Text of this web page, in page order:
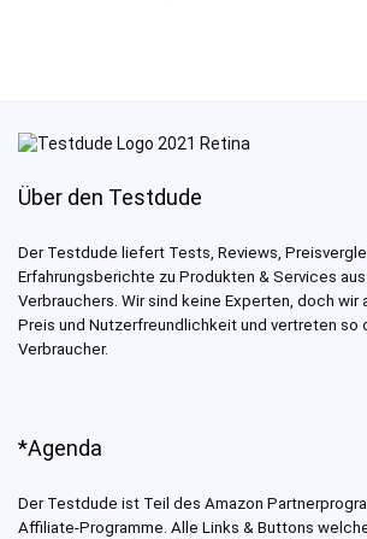
Über den Testdude
Der Testdude liefert Tests, Reviews,
Erfahrungsberichte zu Produkten & Services
Verbrauchers. Wir sind keine Experten, doch wir
Preis und Nutzerfreundlichkeit und vertreten so
Verbraucher.
*Agenda
Der Testdude ist Teil des Amazon
Affiliate-Programme. Alle Links & Buttons